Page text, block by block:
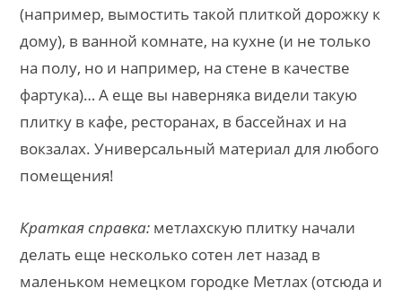
(например, вымостить такой плиткой дорожку к
дому), в ванной комнате, на кухне (и не только
на полу, но и например, на стене в качестве
фартука)… А еще вы наверняка видели такую
плитку в кафе, ресторанах, в бассейнах и на
вокзалах. Универсальный материал для любого
помещения!
Краткая справка: метлахскую плитку начали
делать еще несколько сотен лет назад в
маленьком немецком городке Метлах (отсюда и